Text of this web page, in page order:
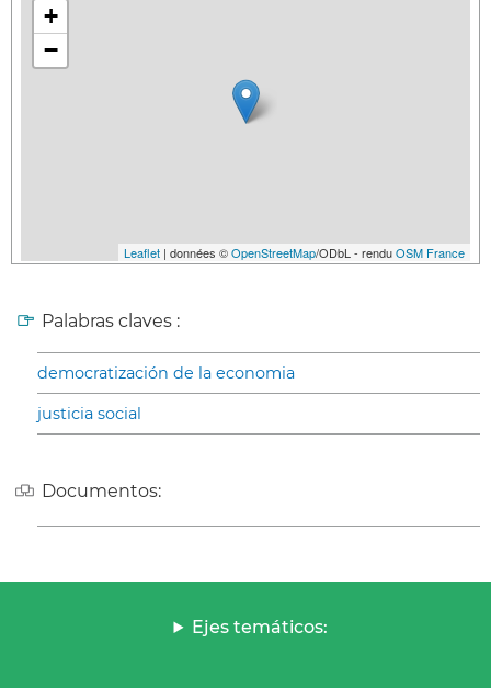
+
−
Leaflet | données ©OpenStreetMap/ODbL - renduOSM France
Palabras claves :
democratización de la economia
justicia social
Documentos:
Ejes temáticos: